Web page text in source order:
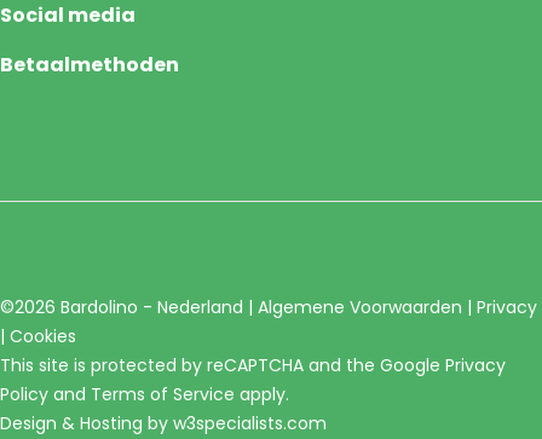
Social media
Betaalmethoden
©2026 Bardolino - Nederland | Algemene Voorwaarden | Privacy
| Cookies
This site is protected by reCAPTCHA and the Google Privacy
Policy and Terms of Service apply.
Design & Hosting by w3specialists.com